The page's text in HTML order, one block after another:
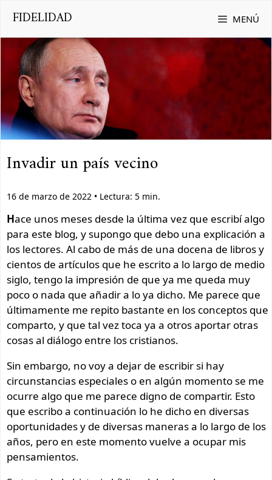
contenido
FIDELIDAD MENÚ
Invadir un país vecino
16 de marzo de 2022 • Lectura: 5 min.
Hace unos meses desde la última vez que escribí algo
para este blog, y supongo que debo una explicación a
los lectores. Al cabo de más de una docena de libros y
cientos de artículos que he escrito a lo largo de medio
siglo, tengo la impresión de que ya me queda muy
poco o nada que añadir a lo ya dicho. Me parece que
últimamente me repito bastante en los conceptos que
comparto, y que tal vez toca ya a otros aportar otras
cosas al diálogo entre los cristianos.
Sin embargo, no voy a dejar de escribir si hay
circunstancias especiales o en algún momento se me
ocurre algo que me parece digno de compartir. Esto
que escribo a continuación lo he dicho en diversas
oportunidades y de diversas maneras a lo largo de los
años, pero en este momento vuelve a ocupar mis
pensamientos.